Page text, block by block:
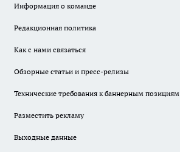
Информация о команде
Редакционная политика
Как с нами связаться
Обзорные статьи и пресс-релизы
Технические требования к баннерным позициям
Разместить рекламу
Выходные данные